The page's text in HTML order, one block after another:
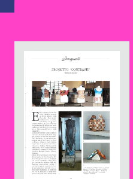
Contatti
Eng